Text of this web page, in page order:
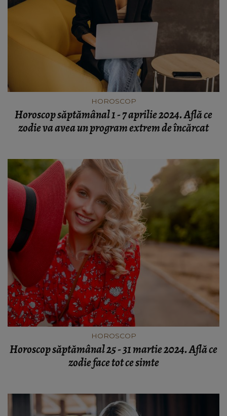
HOROSCOP
Horoscop săptămânal 1 - 7 aprilie 2024. Află ce
zodie va avea un program extrem de încărcat
HOROSCOP
Horoscop săptămânal 25 - 31 martie 2024. Află ce
zodie face tot ce simte